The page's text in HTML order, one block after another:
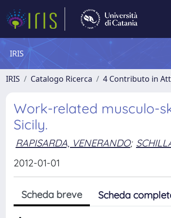
IRIS
IRIS Catalogo Ricerca 4 Contributo in
Work-related musculo-
Sicily.
RAPISARDA, VENERANDO;
2012-01-01
Scheda breve Scheda